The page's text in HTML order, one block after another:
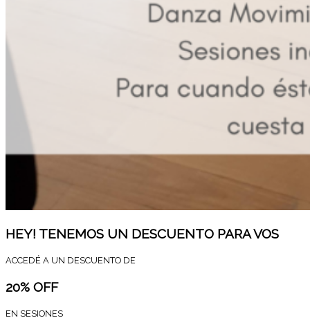
HEY! TENEMOS UN DESCUENTO PARA VOS
ACCEDÉ A UN DESCUENTO DE
20% OFF
EN SESIONES